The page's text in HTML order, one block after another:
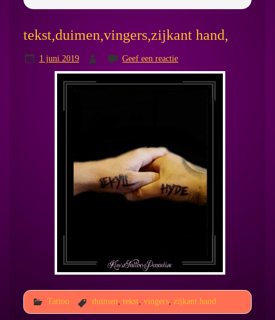
tekst,duimen,vingers,zijkant hand,
1 juni 2019 Geef een reactie
Tattoo duimen tekst, vingers, zijkant hand